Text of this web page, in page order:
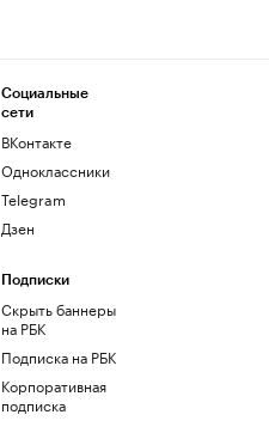
Социальные
сети
ВКонтакте
Одноклассники
Telegram
Дзен
Подписки
Скрыть баннеры
на РБК
Подписка на РБК
Корпоративная
подписка